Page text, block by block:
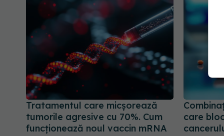
Tratamentul care micșorează
tumorile agresive cu 70%. Cum
funcționează noul vaccin mRNA
care